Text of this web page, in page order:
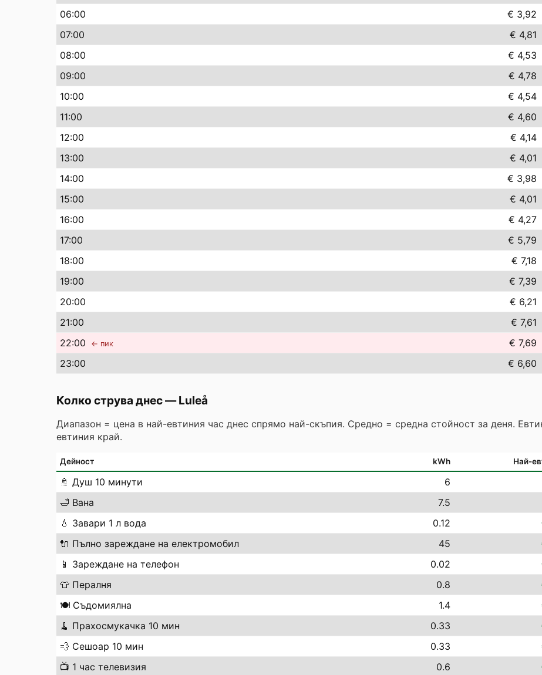
06:00 € 3,92
07:00 € 4,81
08:00 € 4,53
09:00 € 4,78
10:00 € 4,54
11:00 € 4,60
12:00 € 4,14
13:00 € 4,01
14:00 € 3,98
15:00 € 4,01
16:00 € 4,27
17:00 € 5,79
18:00 € 7,18
19:00 € 7,39
20:00 € 6,21
21:00 € 7,61
22:00 ← пик € 7,69
23:00 € 6,60
Колко струва днес—Luleå
Диапазон = цена в най-евтиния час днес спрямо най-скъпия. Средно = средна стойност за деня.
евтиния край.
Дейност kWh Най-
🚿 Душ 10 минути 6
🛁 Вана 7.5
💧 Завари 1 л вода 0.12
🔌 Пълно зареждане на електромобил 45
📱 Зареждане на телефон 0.02
👕 Пералня 0.8
🍽️ Съдомиялна 1.4
🧹 Прахосмукачка 10 мин 0.33
💨 Сешоар 10 мин 0.33
📺 1 час телевизия 0.6